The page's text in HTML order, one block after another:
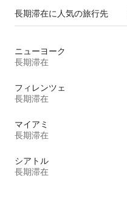
長期滞在に人気の旅行先
ニューヨーク
長期滞在
フィレンツェ
長期滞在
マイアミ
長期滞在
シアトル
長期滞在